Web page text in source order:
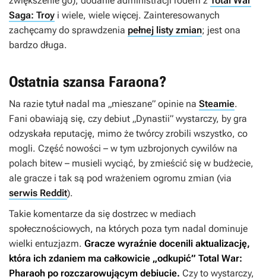
Saga: Troy i wiele, wiele więcej. Zainteresowanych
zachęcamy do sprawdzenia pełnej listy zmian; jest ona
bardzo długa.
Ostatnia szansa Faraona?
Na razie tytuł nadal ma „mieszane” opinie na Steamie.
Fani obawiają się, czy debiut „Dynastii” wystarczy, by gra
odzyskała reputację, mimo że twórcy zrobili wszystko, co
mogli. Część nowości – w tym uzbrojonych cywilów na
polach bitew – musieli wyciąć, by zmieścić się w budżecie,
ale gracze i tak są pod wrażeniem ogromu zmian (via
serwis Reddit).
Takie komentarze da się dostrzec w mediach
społecznościowych, na których poza tym nadal dominuje
wielki entuzjazm. Gracze wyraźnie docenili aktualizację,
która ich zdaniem ma całkowicie „odkupić” Total War:
Pharaoh po rozczarowującym debiucie. Czy to wystarczy,